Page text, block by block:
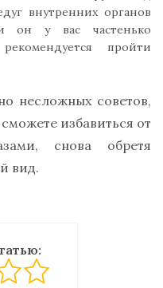
внутренних органов
он у вас частенько
пройти
несложных советов,
избавиться от
снова обретя
вид.